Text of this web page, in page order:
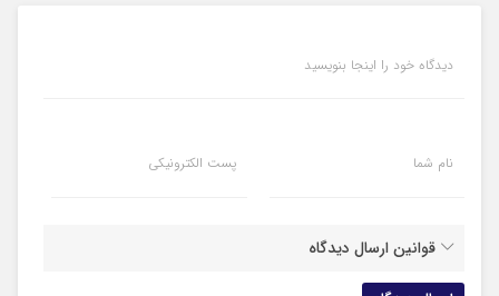
دیدگاه خود را اینجا بنویسید
نام شما پست الکترونیکی
قوانین ارسال دیدگاه